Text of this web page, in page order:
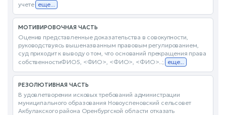
учете еще...
МОТИВИРОВОЧНАЯ ЧАСТЬ
Оценив представленные доказательства в совокупности,
руководствуясь вышеназванным правовым регулированием,
суд приходит к выводу о том, что оснований прекращения права
собственностиФИО5, <ФИО>, <ФИО>, <ФИО>..; еще...
РЕЗОЛЮТИВНАЯ ЧАСТЬ
В удовлетворении исковых требований администрации
муниципального образования Новоуспеновский сельсовет
Акбулакского района Оренбургской области отказать